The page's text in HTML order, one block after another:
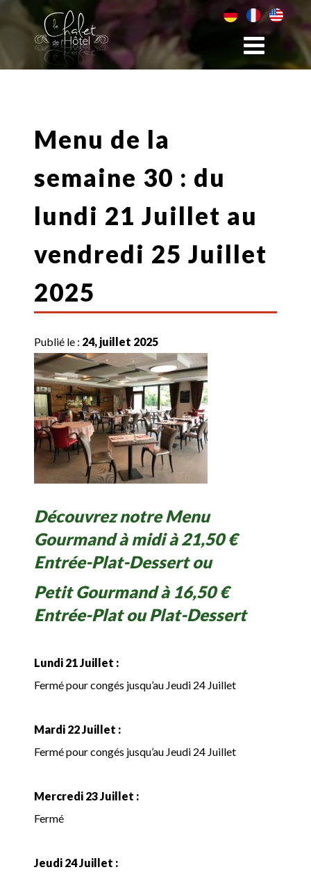
Menu de la
semaine 30 : du
lundi 21 Juillet au
vendredi 25 Juillet
2025
Publié le : 24, juillet 2025
Découvrez notre Menu
Gourmand à midi à 21,50 €
Entrée-Plat-Dessert ou
Petit Gourmand à 16,50 €
Entrée-Plat ou Plat-Dessert
Lundi 21 Juillet :
Fermé pour congés jusqu’au Jeudi 24 Juillet
Mardi 22 Juillet :
Fermé pour congés jusqu’au Jeudi 24 Juillet
Mercredi 23 Juillet :
Fermé
Jeudi 24 Juillet :